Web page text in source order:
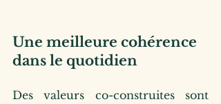
Une meilleure cohérence
dans le quotidien
Des valeurs co-construites sont